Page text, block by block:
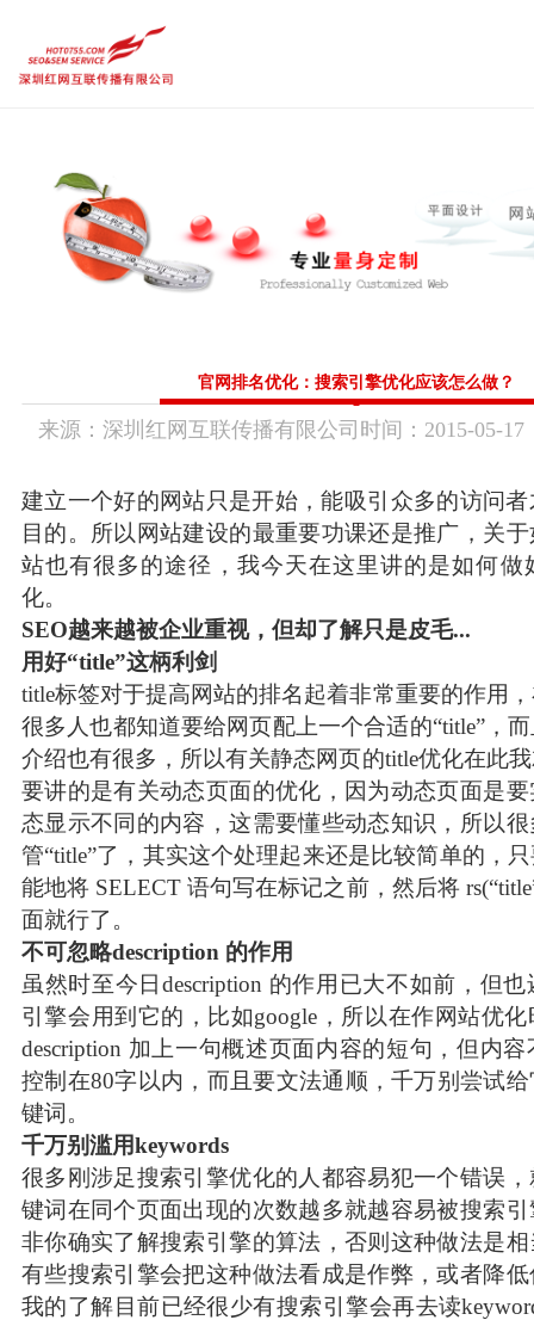
品牌设计作品 品牌企业官网
传统市场竞争激烈，互联网上仍潜藏着勃勃商机！
CGGEO：180 98979252
内容运营维护
热点前沿
联系方式
官网排名优化：搜索引擎优化应该怎么做？
来源： 深圳红网互联传播有限公司 时间： 2015-05-17
建立一个好的网站只是开始，能吸引众多的访问
目的。所以网站建设的最重要功课还是推广，关
站也有很多的途径，我今天在这里讲的是如何做
化。
SEO越来越被企业重视，但却了解只是皮毛...
用好“title”这柄利剑
title标签对于提高网站的排名起着非常重要的作用
很多人也都知道要给网页配上一个合适的“title”，
介绍也有很多，所以有关静态网页的title优化在此
要讲的是有关动态页面的优化，因为动态页面是
态显示不同的内容，这需要懂些动态知识，所以
管“title”了，其实这个处理起来还是比较简单的，
能地将 SELECT 语句写在标记之前，然后将
面就行了。
不可忽略description 的作用
虽然时至今日description 的作用已大不如前，但
引擎会用到它的，比如google，所以在作网站优
description 加上一句概述页面内容的短句，但内
控制在80字以内，而且要文法通顺，千万别尝试
键词。
千万别滥用keywords
很多刚涉足搜索引擎优化的人都容易犯一个错误
键词在同个页面出现的次数越多就越容易被搜索
非你确实了解搜索引擎的算法，否则这种做法是
有些搜索引擎会把这种做法看成是作弊，或者降
我的了解目前已经很少有搜索引擎会再去读